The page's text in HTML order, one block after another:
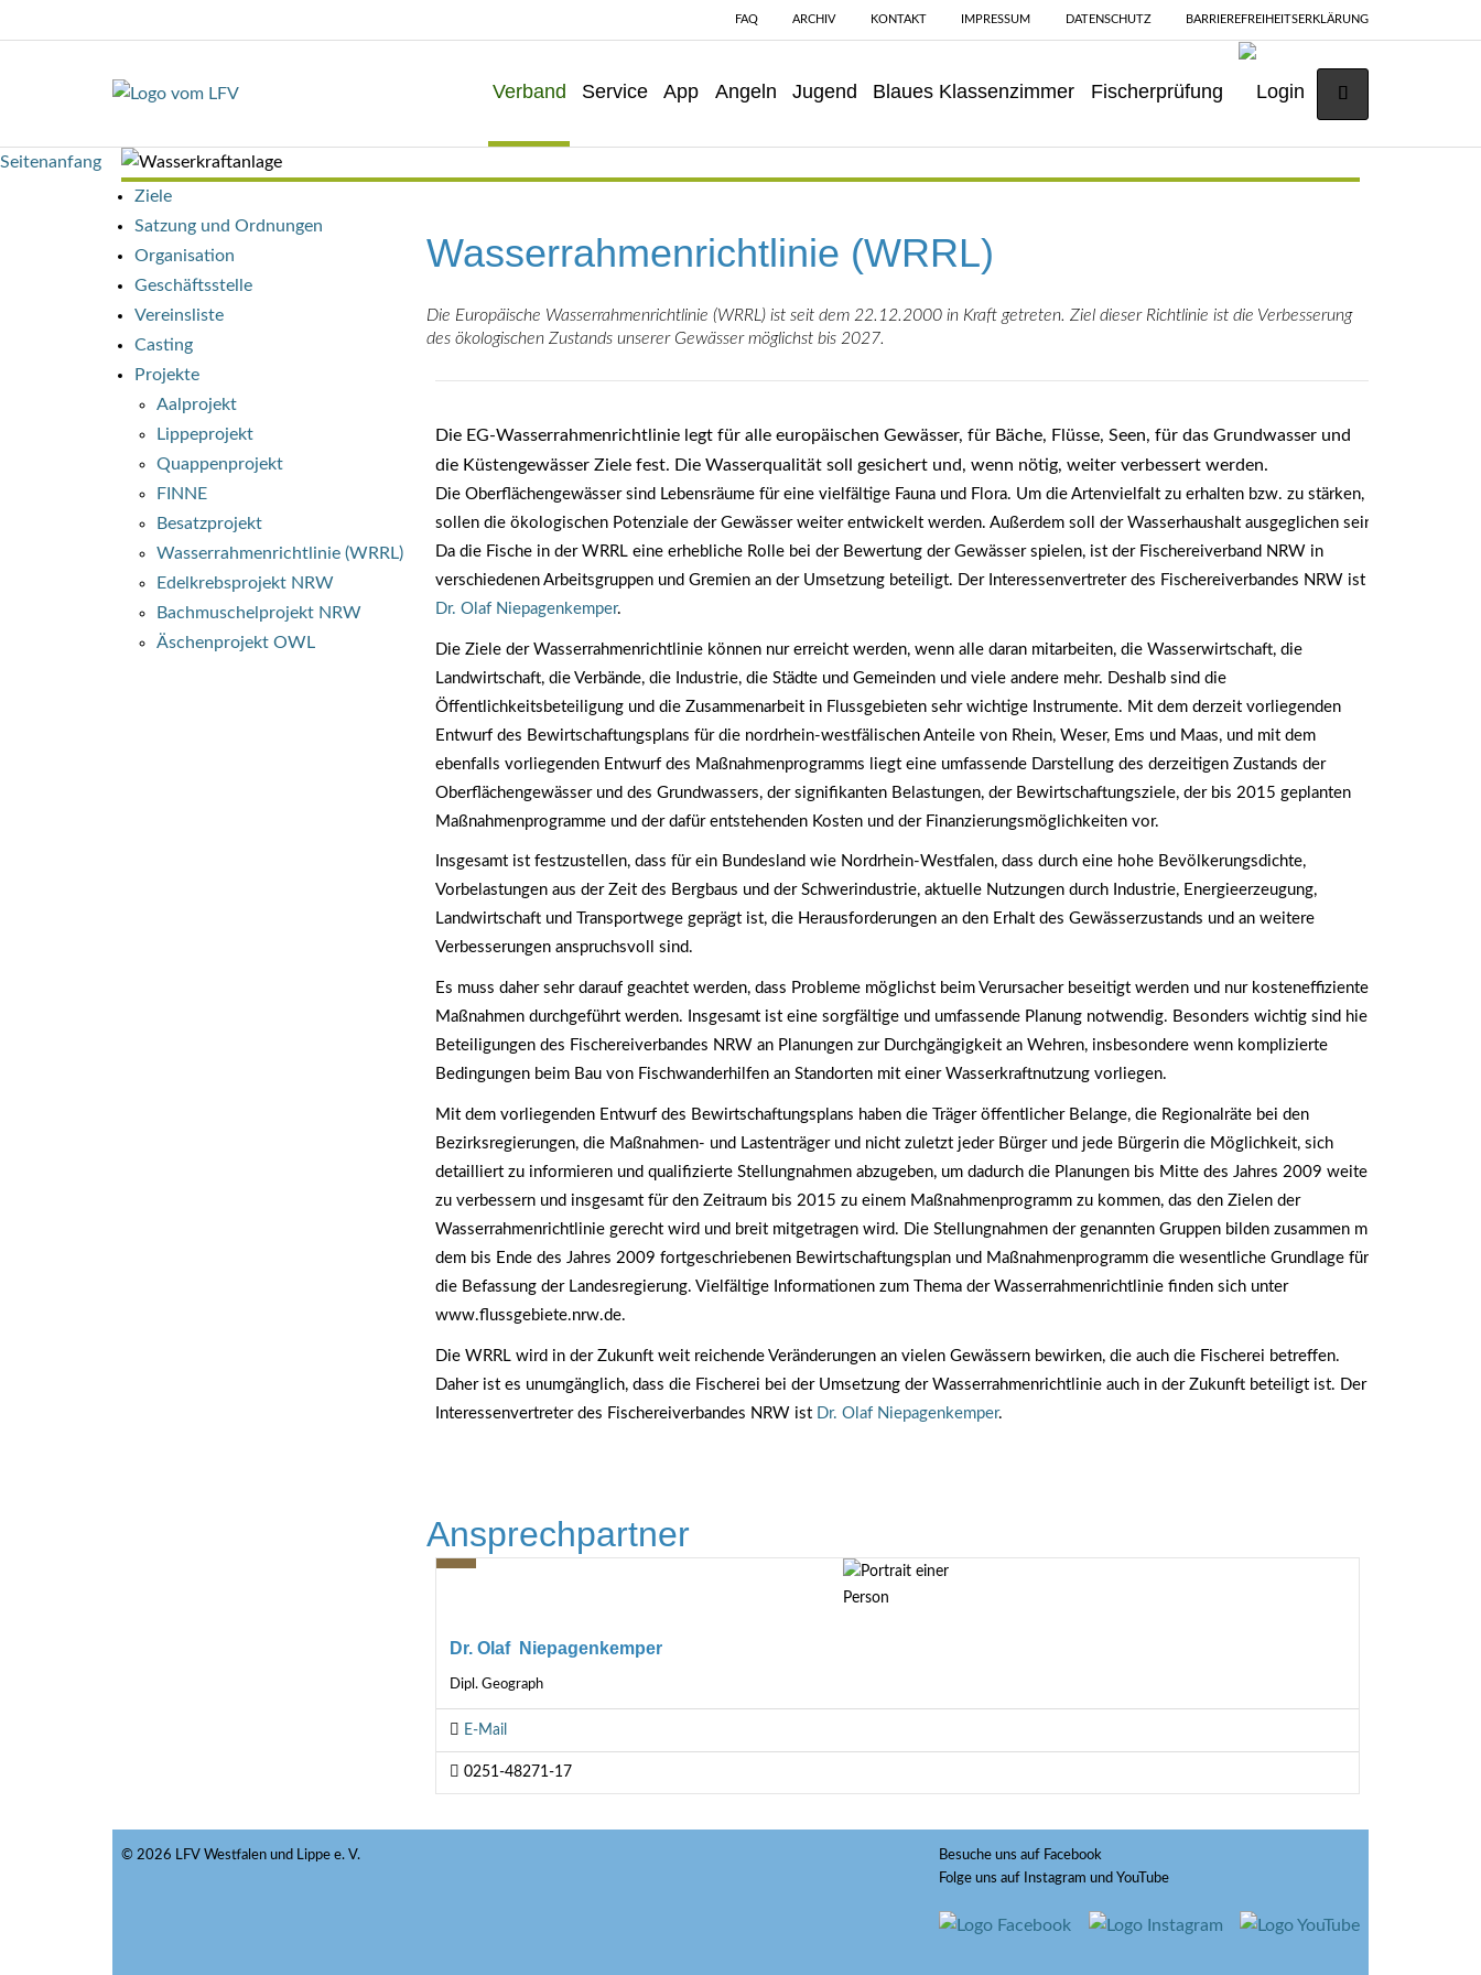
FAQ ARCHIV KONTAKT IMPRESSUM DATENSCHUTZ BARRIEREFREIHEITSERKLÄRUNG
Verband Service App Angeln Jugend Blaues Klassenzimmer Fischerprüfung
Seitenanfang
Ziele
Satzung und Ordnungen
Organisation
Geschäftsstelle
Vereinsliste
Casting
Projekte
Aalprojekt
Lippeprojekt
Quappenprojekt
FINNE
Besatzprojekt
Wasserrahmenrichtlinie (WRRL)
Edelkrebsprojekt NRW
Bachmuschelprojekt NRW
Äschenprojekt OWL
Wasserrahmenrichtlinie (WRRL)
Die Europäische Wasserrahmenrichtlinie (WRRL) ist seit dem 22.12.2000 in Kraft getreten. Ziel dieser Richtlinie ist die Verbesserung
des ökologischen Zustands unserer Gewässer möglichst bis 2027.
Die EG-Wasserrahmenrichtlinie legt für alle europäischen Gewässer, für Bäche, Flüsse, Seen, für das Grundwasser und
die Küstengewässer Ziele fest. Die Wasserqualität soll gesichert und, wenn nötig, weiter verbessert werden.
Die Oberflächengewässer sind Lebensräume für eine vielfältige Fauna und Flora. Um die Artenvielfalt zu erhalten bzw. zu stärken,
sollen die ökologischen Potenziale der Gewässer weiter entwickelt werden. Außerdem soll der Wasserhaushalt ausgeglichen sein.
Da die Fische in der WRRL eine erhebliche Rolle bei der Bewertung der Gewässer spielen, ist der Fischereiverband NRW in
verschiedenen Arbeitsgruppen und Gremien an der Umsetzung beteiligt. Der Interessenvertreter des Fischereiverbandes NRW ist
Dr. Olaf Niepagenkemper.
Die Ziele der Wasserrahmenrichtlinie können nur erreicht werden, wenn alle daran mitarbeiten, die Wasserwirtschaft, die
Landwirtschaft, die Verbände, die Industrie, die Städte und Gemeinden und viele andere mehr. Deshalb sind die
Öffentlichkeitsbeteiligung und die Zusammenarbeit in Flussgebieten sehr wichtige Instrumente. Mit dem derzeit vorliegenden
Entwurf des Bewirtschaftungsplans für die nordrhein-westfälischen Anteile von Rhein, Weser, Ems und Maas, und mit dem
ebenfalls vorliegenden Entwurf des Maßnahmenprogramms liegt eine umfassende Darstellung des derzeitigen Zustands der
Oberflächengewässer und des Grundwassers, der signifikanten Belastungen, der Bewirtschaftungsziele, der bis 2015 geplanten
Maßnahmenprogramme und der dafür entstehenden Kosten und der Finanzierungsmöglichkeiten vor.
Insgesamt ist festzustellen, dass für ein Bundesland wie Nordrhein-Westfalen, dass durch eine hohe Bevölkerungsdichte,
Vorbelastungen aus der Zeit des Bergbaus und der Schwerindustrie, aktuelle Nutzungen durch Industrie, Energieerzeugung,
Landwirtschaft und Transportwege geprägt ist, die Herausforderungen an den Erhalt des Gewässerzustands und an weitere
Verbesserungen anspruchsvoll sind.
Es muss daher sehr darauf geachtet werden, dass Probleme möglichst beim Verursacher beseitigt werden und nur kosteneffiziente
Maßnahmen durchgeführt werden. Insgesamt ist eine sorgfältige und umfassende Planung notwendig. Besonders wichtig sind hier
Beteiligungen des Fischereiverbandes NRW an Planungen zur Durchgängigkeit an Wehren, insbesondere wenn komplizierte
Bedingungen beim Bau von Fischwanderhilfen an Standorten mit einer Wasserkraftnutzung vorliegen.
Mit dem vorliegenden Entwurf des Bewirtschaftungsplans haben die Träger öffentlicher Belange, die Regionalräte bei den
Bezirksregierungen, die Maßnahmen- und Lastenträger und nicht zuletzt jeder Bürger und jede Bürgerin die Möglichkeit, sich
detailliert zu informieren und qualifizierte Stellungnahmen abzugeben, um dadurch die Planungen bis Mitte des Jahres 2009 weiter
zu verbessern und insgesamt für den Zeitraum bis 2015 zu einem Maßnahmenprogramm zu kommen, das den Zielen der
Wasserrahmenrichtlinie gerecht wird und breit mitgetragen wird. Die Stellungnahmen der genannten Gruppen bilden zusammen mit
dem bis Ende des Jahres 2009 fortgeschriebenen Bewirtschaftungsplan und Maßnahmenprogramm die wesentliche Grundlage für
die Befassung der Landesregierung. Vielfältige Informationen zum Thema der Wasserrahmenrichtlinie finden sich unter
www.flussgebiete.nrw.de.
Die WRRL wird in der Zukunft weit reichende Veränderungen an vielen Gewässern bewirken, die auch die Fischerei betreffen.
Daher ist es unumgänglich, dass die Fischerei bei der Umsetzung der Wasserrahmenrichtlinie auch in der Zukunft beteiligt ist. Der
Interessenvertreter des Fischereiverbandes NRW ist
Dr. Olaf Niepagenkemper.
Ansprechpartner
Dr. Olaf Niepagenkemper
Dipl. Geograph
E-Mail
0251-48271-17
© 2026 LFV Westfalen und Lippe e. V.
Besuche uns auf Facebook
Folge uns auf Instagram und YouTube